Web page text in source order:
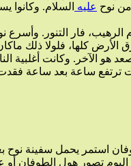
نوح عليه السلام. وكانوا يسخرون